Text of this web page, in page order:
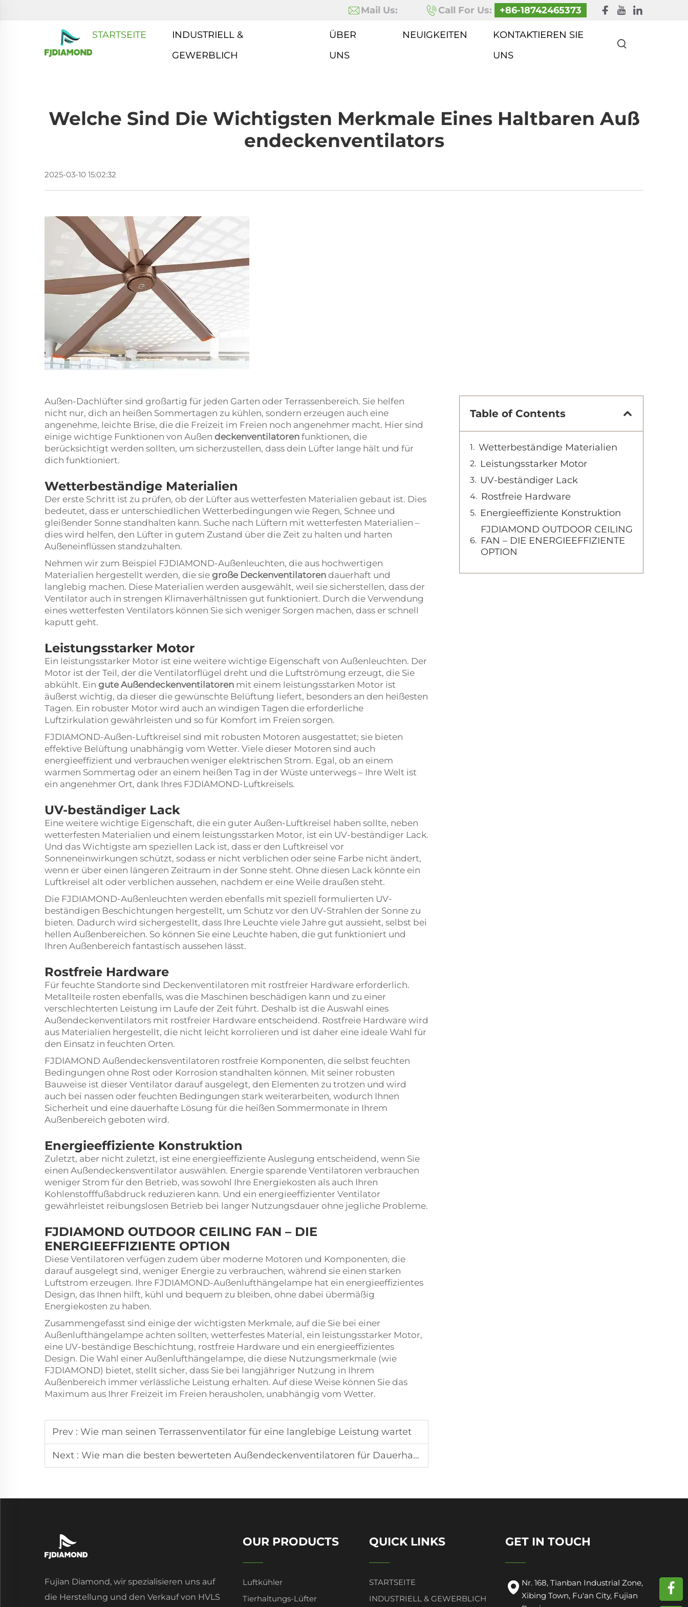
Mail Us: Call For Us: +86-18742465373
STARTSEITE
INDUSTRIELL &
GEWERBLICH
ÜBER
UNS
NEUIGKEITEN
KONTAKTIEREN SIE
UNS
Welche Sind Die Wichtigsten Merkmale Eines Haltbaren Auß
Endeckenventilators
2025-03-10 15:02:32
Außen-Dachlüfter sind großartig für jeden Garten oder Terrassenbereich. Sie helfen
nicht nur, dich an heißen Sommertagen zu kühlen, sondern erzeugen auch eine
angenehme, leichte Brise, die die Freizeit im Freien noch angenehmer macht. Hier sind
einige wichtige Funktionen von Außen deckenventilatoren funktionen, die
berücksichtigt werden sollten, um sicherzustellen, dass dein Lüfter lange hält und für
dich funktioniert.
Wetterbeständige Materialien
Der erste Schritt ist zu prüfen, ob der Lüfter aus wetterfesten Materialien gebaut ist. Dies
bedeutet, dass er unterschiedlichen Wetterbedingungen wie Regen, Schnee und
gleißender Sonne standhalten kann. Suche nach Lüftern mit wetterfesten Materialien –
dies wird helfen, den Lüfter in gutem Zustand über die Zeit zu halten und harten
Außeneinflüssen standzuhalten.
Nehmen wir zum Beispiel FJDIAMOND-Außenleuchten, die aus hochwertigen
Materialien hergestellt werden, die sie große Deckenventilatoren dauerhaft und
langlebig machen. Diese Materialien werden ausgewählt, weil sie sicherstellen, dass der
Ventilator auch in strengen Klimaverhältnissen gut funktioniert. Durch die Verwendung
eines wetterfesten Ventilators können Sie sich weniger Sorgen machen, dass er schnell
kaputt geht.
Leistungsstarker Motor
Ein leistungsstarker Motor ist eine weitere wichtige Eigenschaft von Außenleuchten. Der
Motor ist der Teil, der die Ventilatorflügel dreht und die Luftströmung erzeugt, die Sie
abkühlt. Ein gute Außendeckenventilatoren mit einem leistungsstarken Motor ist
äußerst wichtig, da dieser die gewünschte Belüftung liefert, besonders an den heißesten
Tagen. Ein robuster Motor wird auch an windigen Tagen die erforderliche
Luftzirkulation gewährleisten und so für Komfort im Freien sorgen.
FJDIAMOND-Außen-Luftkreisel sind mit robusten Motoren ausgestattet; sie bieten
effektive Belüftung unabhängig vom Wetter. Viele dieser Motoren sind auch
energieeffizient und verbrauchen weniger elektrischen Strom. Egal, ob an einem
warmen Sommertag oder an einem heißen Tag in der Wüste unterwegs – Ihre Welt ist
ein angenehmer Ort, dank Ihres FJDIAMOND-Luftkreisels.
UV-beständiger Lack
Eine weitere wichtige Eigenschaft, die ein guter Außen-Luftkreisel haben sollte, neben
wetterfesten Materialien und einem leistungsstarken Motor, ist ein UV-beständiger Lack.
Und das Wichtigste am speziellen Lack ist, dass er den Luftkreisel vor
Sonneneinwirkungen schützt, sodass er nicht verblichen oder seine Farbe nicht ändert,
wenn er über einen längeren Zeitraum in der Sonne steht. Ohne diesen Lack könnte ein
Luftkreisel alt oder verblichen aussehen, nachdem er eine Weile draußen steht.
Die FJDIAMOND-Außenleuchten werden ebenfalls mit speziell formulierten UV-
beständigen Beschichtungen hergestellt, um Schutz vor den UV-Strahlen der Sonne zu
bieten. Dadurch wird sichergestellt, dass Ihre Leuchte viele Jahre gut aussieht, selbst bei
hellen Außenbereichen. So können Sie eine Leuchte haben, die gut funktioniert und
Ihren Außenbereich fantastisch aussehen lässt.
Rostfreie Hardware
Für feuchte Standorte sind Deckenventilatoren mit rostfreier Hardware erforderlich.
Metallteile rosten ebenfalls, was die Maschinen beschädigen kann und zu einer
verschlechterten Leistung im Laufe der Zeit führt. Deshalb ist die Auswahl eines
Außendeckenventilators mit rostfreier Hardware entscheidend. Rostfreie Hardware wird
aus Materialien hergestellt, die nicht leicht korrolieren und ist daher eine ideale Wahl für
den Einsatz in feuchten Orten.
FJDIAMOND Außendeckensventilatoren rostfreie Komponenten, die selbst feuchten
Bedingungen ohne Rost oder Korrosion standhalten können. Mit seiner robusten
Bauweise ist dieser Ventilator darauf ausgelegt, den Elementen zu trotzen und wird
auch bei nassen oder feuchten Bedingungen stark weiterarbeiten, wodurch Ihnen
Sicherheit und eine dauerhafte Lösung für die heißen Sommermonate in Ihrem
Außenbereich geboten wird.
Energieeffiziente Konstruktion
Zuletzt, aber nicht zuletzt, ist eine energieeffiziente Auslegung entscheidend, wenn Sie
einen Außendeckensventilator auswählen. Energie sparende Ventilatoren verbrauchen
weniger Strom für den Betrieb, was sowohl Ihre Energiekosten als auch Ihren
Kohlenstofffußabdruck reduzieren kann. Und ein energieeffizienter Ventilator
gewährleistet reibungslosen Betrieb bei langer Nutzungsdauer ohne jegliche Probleme.
FJDIAMOND OUTDOOR CEILING FAN – DIE
ENERGIEEFFIZIENTE OPTION
Diese Ventilatoren verfügen zudem über moderne Motoren und Komponenten, die
darauf ausgelegt sind, weniger Energie zu verbrauchen, während sie einen starken
Luftstrom erzeugen. Ihre FJDIAMOND-Außenlufthängelampe hat ein energieeffizientes
Design, das Ihnen hilft, kühl und bequem zu bleiben, ohne dabei übermäßig
Energiekosten zu haben.
Zusammengefasst sind einige der wichtigsten Merkmale, auf die Sie bei einer
Außenlufthängelampe achten sollten, wetterfestes Material, ein leistungsstarker Motor,
eine UV-beständige Beschichtung, rostfreie Hardware und ein energieeffizientes
Design. Die Wahl einer Außenlufthängelampe, die diese Nutzungsmerkmale (wie
FJDIAMOND) bietet, stellt sicher, dass Sie bei langjähriger Nutzung in Ihrem
Außenbereich immer verlässliche Leistung erhalten. Auf diese Weise können Sie das
Maximum aus Ihrer Freizeit im Freien herausholen, unabhängig vom Wetter.
Prev : Wie man seinen Terrassenventilator für eine langlebige Leistung wartet
Next : Wie man die besten bewerteten Außendeckenventilatoren für Dauerhaftigkeit und Leistung auswählt
Table of Contents
Wetterbeständige Materialien
Leistungsstarker Motor
UV-beständiger Lack
Rostfreie Hardware
Energieeffiziente Konstruktion
FJDIAMOND OUTDOOR CEILING
FAN – DIE ENERGIEEFFIZIENTE
OPTION
Fujian Diamond, wir spezialisieren uns auf
die Herstellung und den Verkauf von HVLS
OUR PRODUCTS
Luftkühler
Tierhaltungs-Lüfter
QUICK LINKS
STARTSEITE
INDUSTRIELL & GEWERBLICH
GET IN TOUCH
Nr. 168, Tianban Industrial Zone,
Xibing Town, Fu'an City, Fujian